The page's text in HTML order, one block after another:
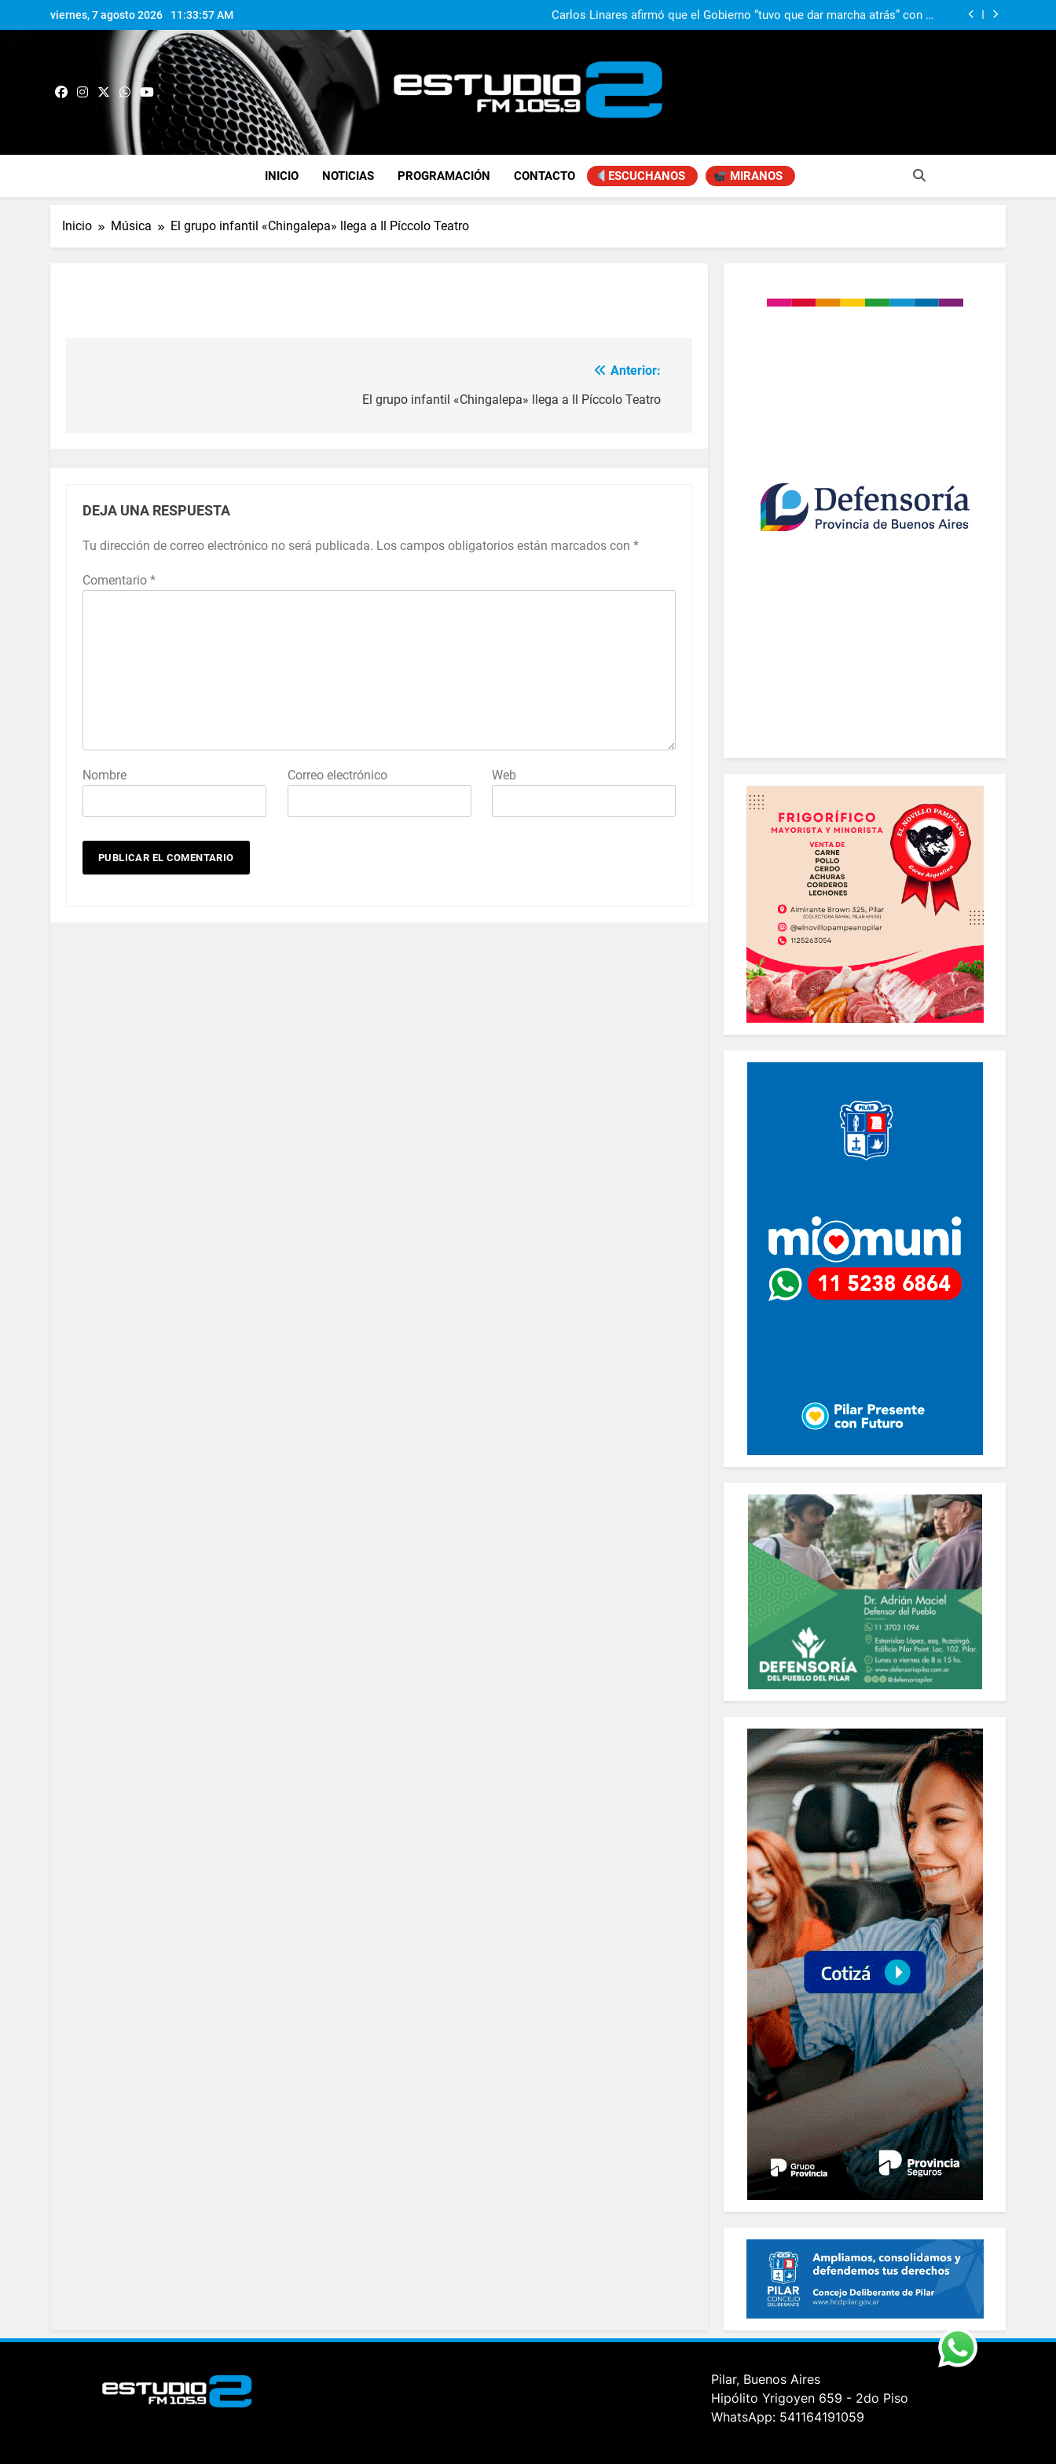
viernes, 7 agosto 2026 11:33:58 AM
muestra un problema que puede volver a generar déficit”
Carlos Linares afirmó que el Gobierno “tuvo que dar marcha atrás” con la
ley de tierras y advirtió un cambio de clima político entre los gobernadores
Paco Olveira cuestionó la visita de León XIV a la Argentina: “Hubiera
muestra un problema que puede volver a generar déficit”
Carlos Linares afirmó que el Gobierno “tuvo que dar marcha atrás” con la
ley de tierras y advirtió un cambio de clima político entre los gobernadores
Paco Olveira cuestionó la visita de León XIV a la Argentina: “Hubiera
FM Estudio 2
INICIO NOTICIAS PROGRAMACIÓN CONTACTO ESCUCHANOS MIRANOS
Inicio Música El grupo infantil «Chingalepa» llega a Il Píccolo Teatro
Anterior:
El grupo infantil «Chingalepa» llega a Il Píccolo Teatro
DEJA UNA RESPUESTA
Tu dirección de correo electrónico no será publicada. Los campos obligatorios están marcados con *
Comentario *
Nombre Correo electrónico Web
Pilar, Buenos Aires
Hipólito Yrigoyen 659 - 2do Piso
WhatsApp: 541164191059